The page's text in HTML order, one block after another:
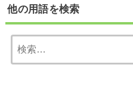
他の用語を検索